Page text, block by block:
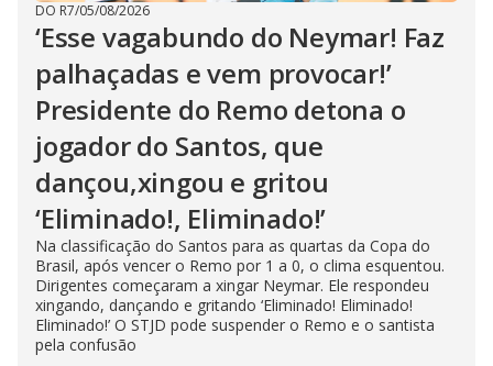
DO R7/05/08/2026
‘Esse vagabundo do Neymar! Faz
palhaçadas e vem provocar!’
Presidente do Remo detona o
jogador do Santos, que
dançou,xingou e gritou
‘Eliminado!, Eliminado!’
Na classificação do Santos para as quartas da Copa do
Brasil, após vencer o Remo por 1 a 0, o clima esquentou.
Dirigentes começaram a xingar Neymar. Ele respondeu
xingando, dançando e gritando ‘Eliminado! Eliminado!
Eliminado!’ O STJD pode suspender o Remo e o santista
pela confusão